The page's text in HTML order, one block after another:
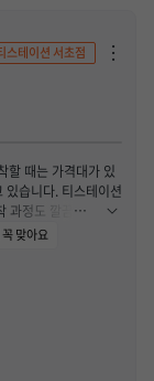
는데 무료로 교정
좋아졌고, 주행 시
. 특히 1년 또는 16,
가능하다는 점은
한 만족도가 크게
스테이션 서초점
할 때는 가격대가 있
있습니다. 티스테이션
과정도 깔끔해서 첫
로를 이용했는데,
타이어 대비 노면
뜨는 느낌이 덜해서
접지력이 불안하다
는 부분도 비교적
습니다. 노면 상태가
으로 충격을 잘 흡수
. 비 오는 날 주행에
맞아요